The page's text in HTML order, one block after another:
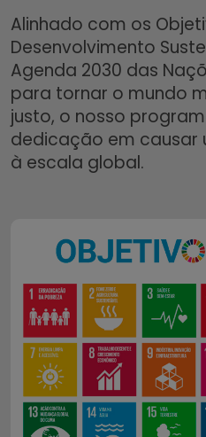
Alinhado com os
Desenvolvimento
Agenda 2030 das
para tornar o mundo
justo, o nosso
dedicação em
à escala global.